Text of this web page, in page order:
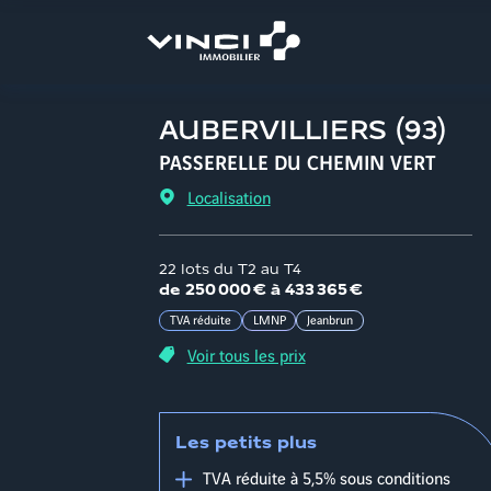
AUBERVILLIERS (93)
PASSERELLE DU CHEMIN VERT
Localisation
22 lots du T2 au T4
de250 000 € à433 365 €
TVA réduite LMNP Jeanbrun
Voir tous les prix
Les petits plus
TVA réduite à 5,5% sous conditions